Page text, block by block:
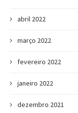
abril 2022
março 2022
fevereiro 2022
janeiro 2022
dezembro 2021